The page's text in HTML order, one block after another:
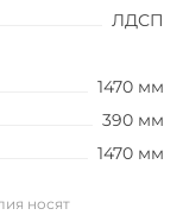
ЛДСП
1470 мм
390 мм
1470 мм
носят